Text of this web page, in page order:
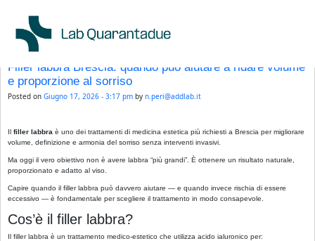
←Older posts
Filler labbra Brescia: quando può aiutare a ridare volume
e proporzione al sorriso
Posted on Giugno 17, 2026 - 3:17 pm by n.peri@addlab.it
Il filler labbra è uno dei trattamenti di medicina estetica più richiesti a Brescia per migliorare
volume, definizione e armonia del sorriso senza interventi invasivi.
Ma oggi il vero obiettivo non è avere labbra “più grandi”. È ottenere un risultato naturale,
proporzionato e adatto al viso.
Capire quando il filler labbra può davvero aiutare — e quando invece rischia di essere
eccessivo — è fondamentale per scegliere il trattamento in modo consapevole.
Cos’è il filler labbra?
Il filler labbra è un trattamento medico-estetico che utilizza acido ialuronico per: